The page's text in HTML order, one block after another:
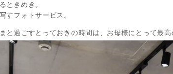
ときめき。
すフォトサービス。
と過ごすとっておきの時間は、お母様にとって最